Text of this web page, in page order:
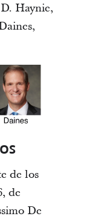
Haynie,
de los
de
De